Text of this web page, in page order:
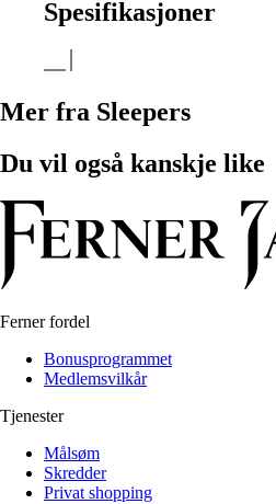
Spesifikasjoner
Mer fra Sleepers
Du vil også kanskje like
Ferner fordel
Bonusprogrammet
Medlemsvilkår
Tjenester
Målsøm
Skredder
Privat shopping